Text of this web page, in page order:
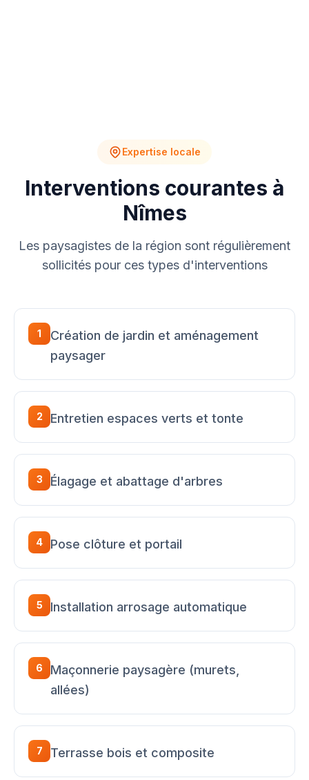
Expertise locale
Interventions courantes à
Nîmes
Les paysagistes de la région sont régulièrement
sollicités pour ces types d'interventions
1
Création de jardin et aménagement
paysager
2 Entretien espaces verts et tonte
3 Élagage et abattage d'arbres
4 Pose clôture et portail
5 Installation arrosage automatique
6
Maçonnerie paysagère (murets,
allées)
7 Terrasse bois et composite